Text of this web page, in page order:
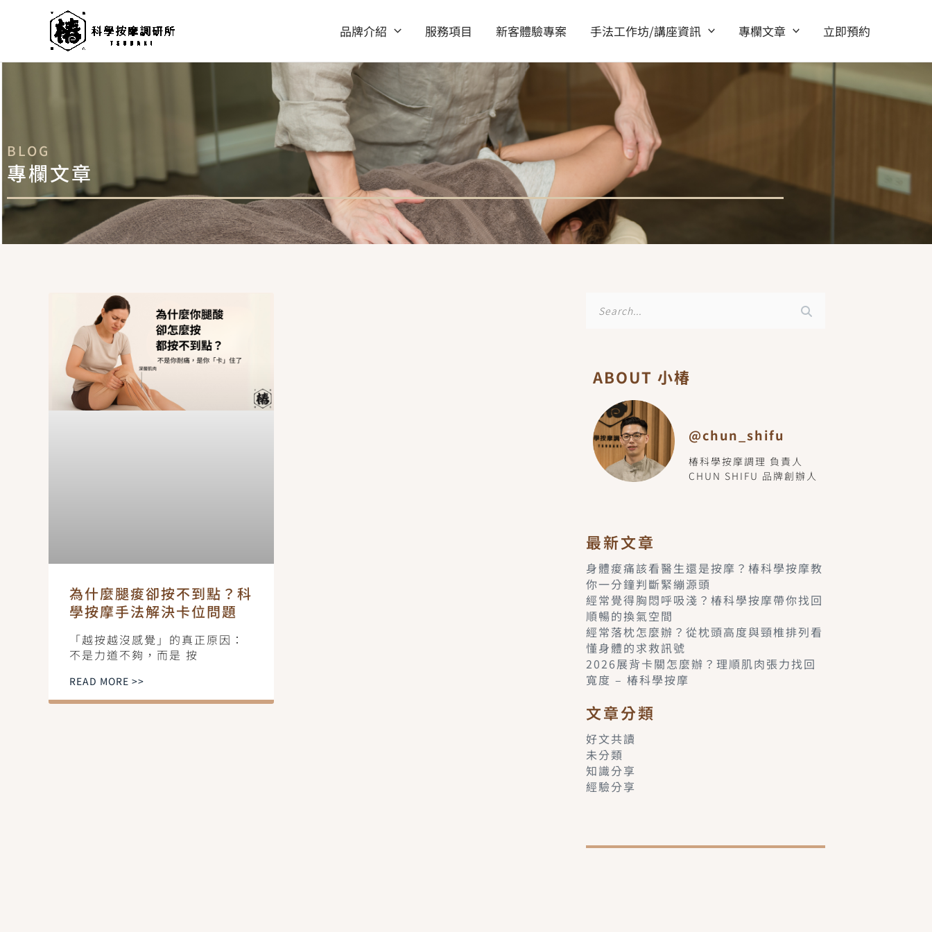
品牌介紹 服務項目 新客體驗專案 手法工作坊/講座資訊 專欄文章 立即預約
BLOG
專欄文章
為什麼腿痠卻按不到點？科
學按摩手法解決卡位問題
「越按越沒感覺」的真正原因：
不是力道不夠，而是 按
READ MORE >>
ABOUT 小椿
@chun_shifu
椿科學按摩調理 負責人
CHUN SHIFU 品牌創辦人
最新文章
身體痠痛該看醫生還是按摩？椿科學按摩教
你一分鐘判斷緊繃源頭
經常覺得胸悶呼吸淺？椿科學按摩帶你找回
順暢的換氣空間
經常落枕怎麼辦？從枕頭高度與頸椎排列看
懂身體的求救訊號
2026展背卡關怎麼辦？理順肌肉張力找回
寬度 – 椿科學按摩
文章分類
好文共讀
未分類
知識分享
經驗分享